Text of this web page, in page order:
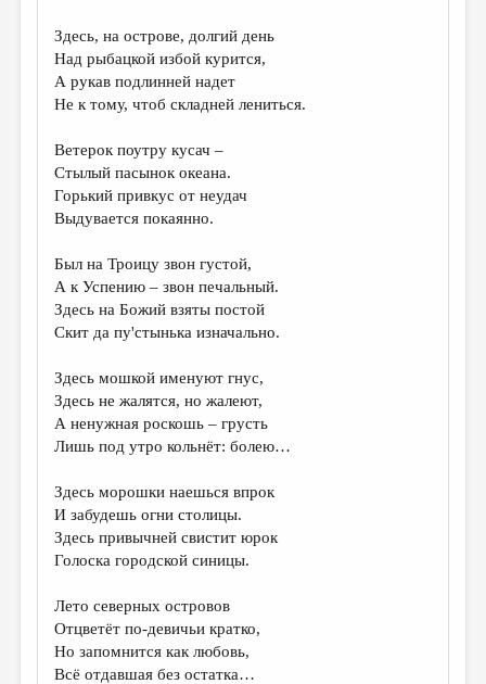
ЭССЕИСТИКА
ЛИТЕРАТУРОВЕДЕНИЕ
ПУБЛИЦИСТИКА
РЕЦЕНЗИРОВАНИЕ
ТРЕДИАКОВСКИЙ
МЕДИА
Здесь, на острове, долгий день
Над рыбацкой избой курится,
А рукав подлинней надет
Не к тому, чтоб складней лениться.
Ветерок поутру кусач –
Стылый пасынок океана.
Горький привкус от неудач
Выдувается покаянно.
Был на Троицу звон густой,
А к Успению – звон печальный.
Здесь на Божий взяты постой
Скит да пу'стынька изначально.
Здесь мошкой именуют гнус,
Здесь не жалятся, но жалеют,
А ненужная роскошь – грусть
Лишь под утро кольнёт: болею…
Здесь морошки наешься впрок
И забудешь огни столицы.
Здесь привычней свистит юрок
Голоска городской синицы.
Лето северных островов
Отцветёт по-девичьи кратко,
Но запомнится как любовь,
Всё отдавшая без остатка…